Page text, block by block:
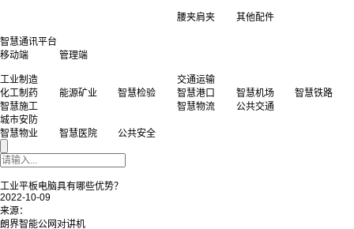
对讲耳机 对讲手咪
腰夹肩夹
智慧通讯平台
工业制造
化工制药
智慧施工
交通运输
城市安防
智慧物业
智慧医院 公共安全
工业平板电脑具有哪些优势？
2022-10-09